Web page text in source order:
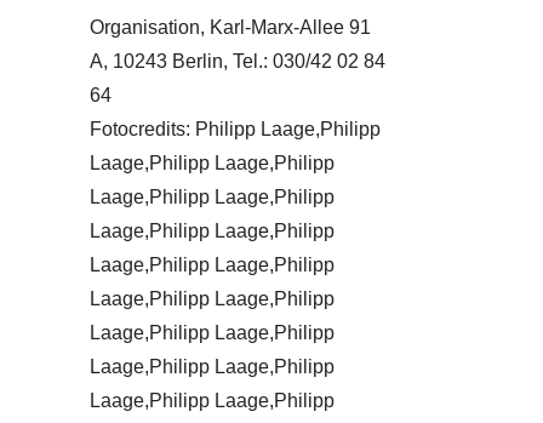
Organisation, Karl-Marx-Allee 91
A, 10243 Berlin, Tel.: 030/42 02 84
64
Fotocredits: Philipp Laage,Philipp
Laage,Philipp Laage,Philipp
Laage,Philipp Laage,Philipp
Laage,Philipp Laage,Philipp
Laage,Philipp Laage,Philipp
Laage,Philipp Laage,Philipp
Laage,Philipp Laage,Philipp
Laage,Philipp Laage,Philipp
Laage,Philipp Laage,Philipp